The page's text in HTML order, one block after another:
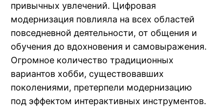
привычных увлечений. Цифровая
модернизация повлияла на всех областей
повседневной деятельности, от общения и
обучения до вдохновения и самовыражения.
Огромное количество традиционных
вариантов хобби, существовавших
поколениями, претерпели модернизацию
под эффектом интерактивных инструментов.